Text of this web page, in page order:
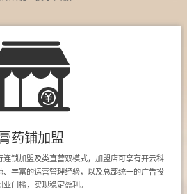
药铺加盟
锁加盟及类直营双模式，加盟店可享有开云科
丰富的运营管理经验，以及总部统一的广告投
门槛，实现稳定盈利。